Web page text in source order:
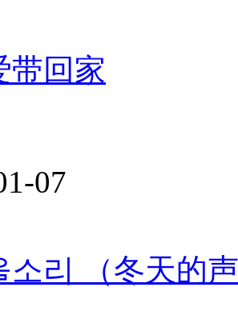
带回家
07
소리 （冬天的